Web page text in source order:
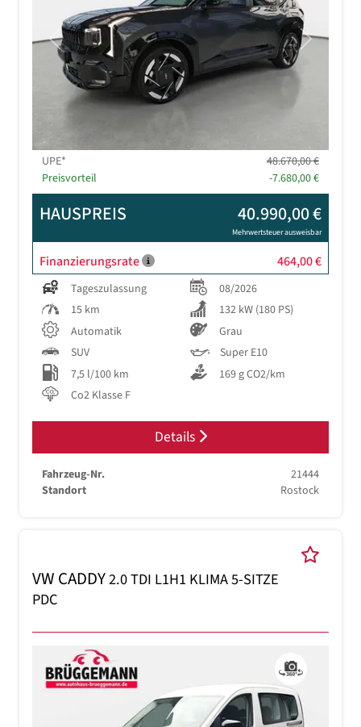
Previous Next
UPE*
48.670,00 €
Preisvorteil
-7.680,00 €
HAUSPREIS 40.990,00 €
Mehrwertsteuer ausweisbar
Finanzierungsrate 464,00 €
Tageszulassung
08/2026
15 km
132 kW (180 PS)
Automatik
Grau
SUV
Super E10
7,5 l/100 km
169 g CO2/km
Co2 Klasse F
Details
Fahrzeug-Nr.
21444
Standort
Rostock
VW CADDY2.0 TDI L1H1 KLIMA 5-SITZE
PDC